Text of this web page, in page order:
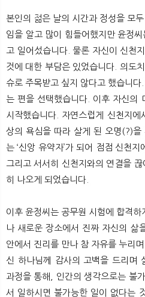
본인의 젊은 날의 시간과 정성을 모
임을 알고 많이 힘들어했지만 윤정
고 일어섰습니다. 물론 자신이 신천
것에 대한 부담은 있었습니다. 의도치
슈로 주목받고 싶지 않다고 했습니다
는 편을 선택했습니다. 이후 자신의
시작했습니다. 자연스럽게 신천지에
상의 욕심을 따라 살게 된 오명(?)을
는 ‘신앙 유약자’가 되어 점점 신천
그리고 서서히 신천지와의 연결을
히 나오게 되었습니다.
이후 윤정씨는 공무원 시험에 합격하
나 새로운 장소에서 진짜 자신의 삶
안에서 진리를 만나 참 자유를 누리
신 하나님께 감사의 고백을 드리며
과정을 통해, 인간의 생각으로는 불
서 일하시면 불가능한 일이 없다는